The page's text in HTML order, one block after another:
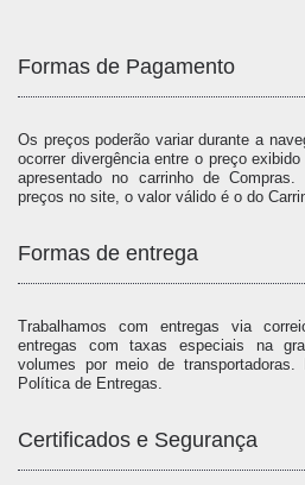
Formas de Pagamento
Os preços poderão variar durante a
ocorrer divergência entre o preço
apresentado no carrinho de
preços no site, o valor válido é o do
Formas de entrega
Trabalhamos com entregas via
entregas com taxas especiais na
volumes por meio de
Política de Entregas.
Certificados e Segurança